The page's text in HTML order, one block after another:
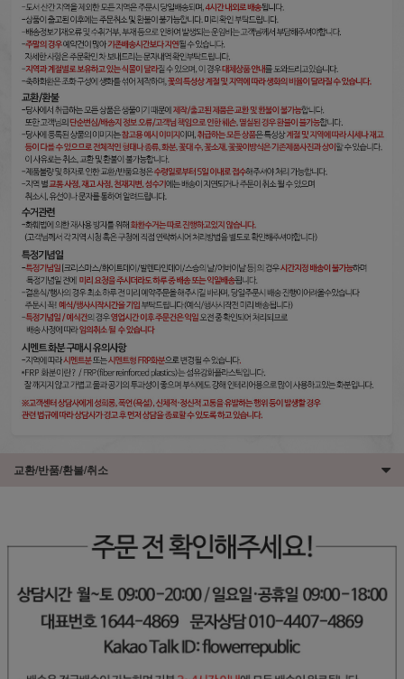
교환/반품/환불/취소